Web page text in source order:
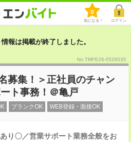
0
気になる！ ログイン
報は掲載が終了しました。
No.TMPE26-0526035
募集！＞正社員のチャン
ト事務！＠亀戸
ブランクOK WEB登録・面接OK
り〇／営業サポート業務全般をお